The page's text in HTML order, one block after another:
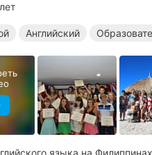
Английский
языка на